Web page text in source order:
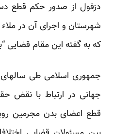
دزفول از صدور حکم قطع
شهرستان و اجرای آن در
که به گفته این مقام قضایی
جمهوری اسلامی طی سالهای
جهانی در ارتباط با نقض
قطع اعضای بدن مجرمین